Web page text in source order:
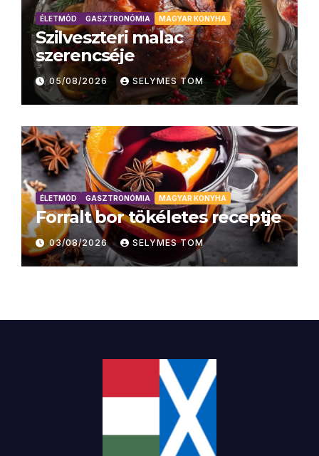
ÉLETMÓD GASZTRONÓMIA MAGYAR KONYHA
Szilveszteri malac
szerencséje
05/08/2026 SELYMES TOM
ÉLETMÓD GASZTRONÓMIA MAGYAR KONYHA
Forralt bor tökéletes receptje
03/08/2026 SELYMES TOM